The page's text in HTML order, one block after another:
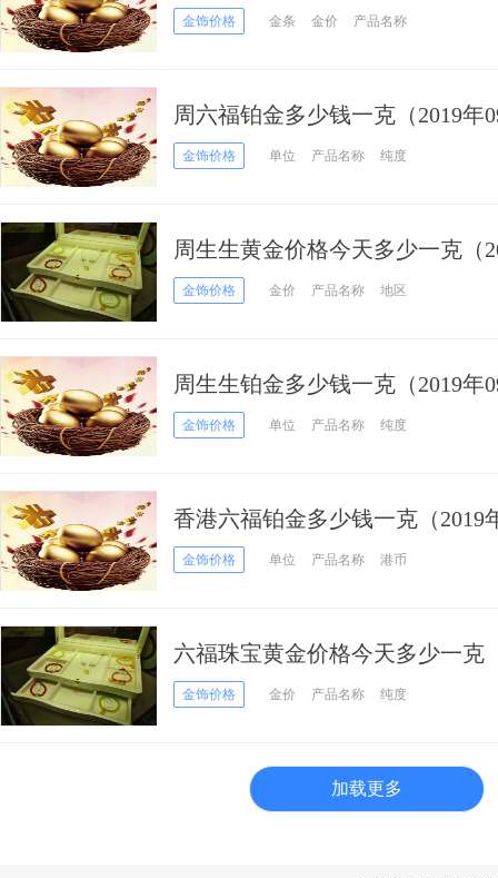
格金饰价格 金条 金价 产品名称
周六福铂金多少钱一克（2019年
金饰价格 单位 产品名称 纯度
周生生黄金价格今天多少一克（
金饰价格 金价 产品名称 地区
周生生铂金多少钱一克（2019年
金饰价格 单位 产品名称 纯度
香港六福铂金多少钱一克（2019
金饰价格 单位 产品名称 港币
六福珠宝黄金价格今天多少一克
金饰价格 金价 产品名称 纯度
加载更多